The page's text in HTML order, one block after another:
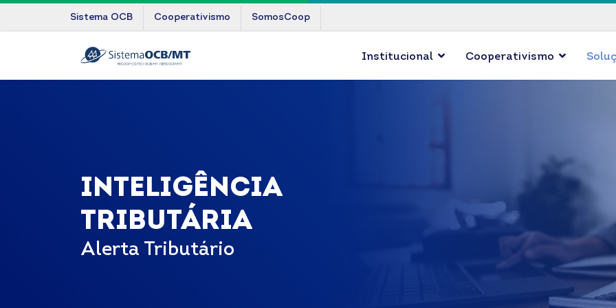
Sistema OCB Cooperativismo SomosCoop
Institucional Cooperativismo
INTELIGÊNCIA
TRIBUTÁRIA
Alerta Tributário